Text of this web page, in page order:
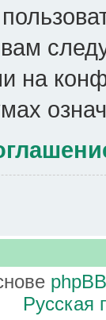
на
phpBB
Русская